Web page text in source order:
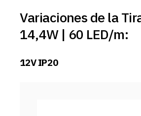
Variaciones de la
14,4W | 60 LED/m:
12V IP20